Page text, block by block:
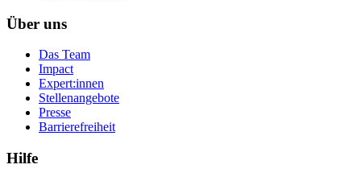
Über uns
Das Team
Impact
Expert:innen
Stellenangebote
Presse
Barrierefreiheit
Hilfe